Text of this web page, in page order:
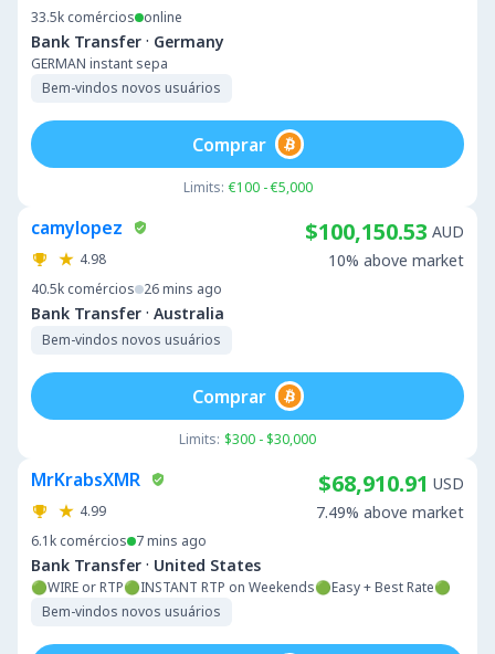
33.5k comércios online
Bank Transfer · Germany
GERMAN instant sepa
Bem-vindos novos usuários
Limits: €100 - €5,000
Comprar
camylopez
4.98
40.5k comércios 26 mins ago
Bank Transfer · Australia
Bem-vindos novos usuários
$100,150.53 AUD
10% above market
Limits: $300 - $30,000
Comprar
MrKrabsXMR
4.99
6.1k comércios 7 mins ago
Bank Transfer · United States
🟢WIRE or RTP🟢INSTANT RTP on Weekends🟢Easy + Best Rate🟢
Bem-vindos novos usuários
$68,910.91 USD
7.49% above market